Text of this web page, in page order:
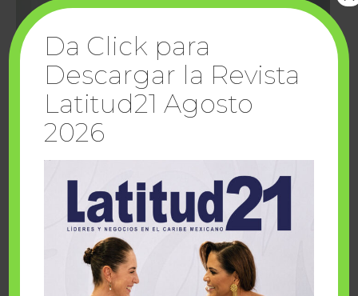
Cuando la solidaridad inspira; cumplen
sueños Fairmont Mayakoba y Make-A-Wish
Da Click para
Descargar la Revista
Latitud21 Agosto
2026